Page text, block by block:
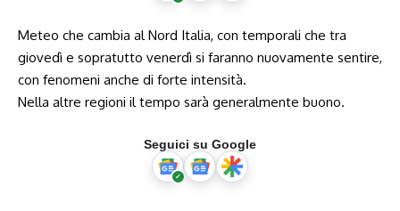
Meteo che cambia al Nord Italia, con temporali che tra
giovedì e sopratutto venerdì si faranno nuovamente sentire,
con fenomeni anche di forte intensità.
Nella altre regioni il tempo sarà generalmente buono.
Seguici su Google